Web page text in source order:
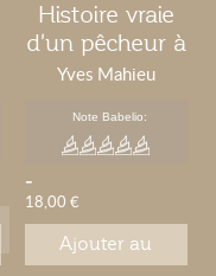
Histoire vraie
d'un pêcheur à
la ligne - Tome
Yves Mahieu
Note Babelio:
-
18,00 €
Ajouter au